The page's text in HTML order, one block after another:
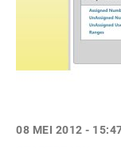
08 MEI 2012 -